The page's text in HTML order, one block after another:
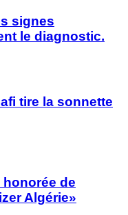
signes
le diagnostic.
tire la sonnette
honorée de
Algérie»